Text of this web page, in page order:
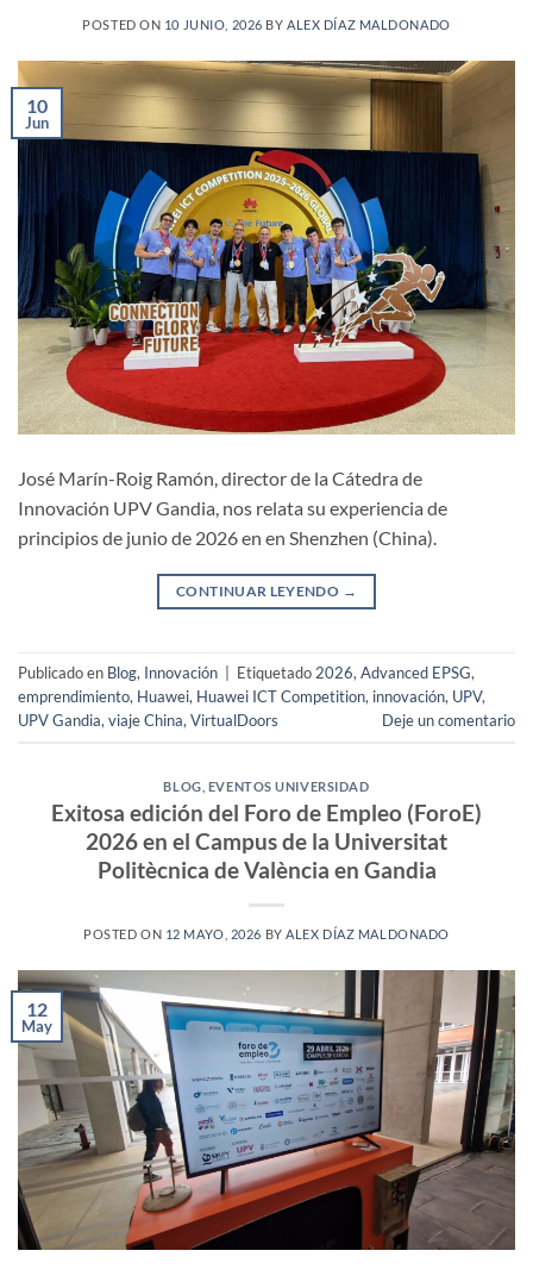
POSTED ON 10 JUNIO, 2026 BYALEX DÍAZ MALDONADO
10
Jun
José Marín-Roig Ramón, director de la Cátedra de
Innovación UPV Gandia, nos relata su experiencia de
principios de junio de 2026 en en Shenzhen (China).
CONTINUAR LEYENDO →
Publicado en Blog, Innovación Etiquetado 2026, Advanced EPSG,
emprendimiento, Huawei, Huawei ICT Competition, innovación, UPV,
UPV Gandia, viaje China, VirtualDoors Deje un comentario
BLOG EVENTOS UNIVERSIDAD
Exitosa edición del Foro de Empleo (ForoE)
2026 en el Campus de la Universitat
Politècnica de València en Gandia
POSTED ON 12 MAYO, 2026 BYALEX DÍAZ MALDONADO
12
May